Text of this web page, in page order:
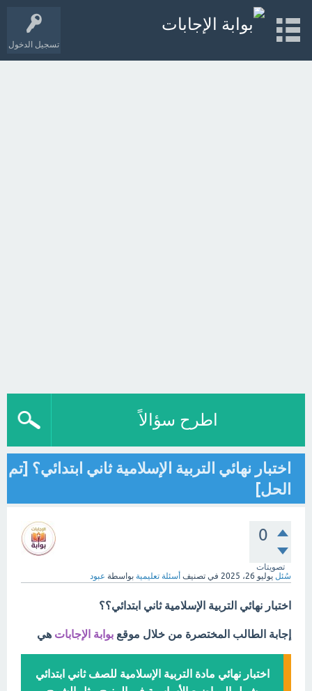
تسجيل الدخول
اطرح سؤالاً
اختبار نهائي التربية الإسلامية ثاني ابتدائي؟ [تم
الحل]
0
تصويتات
سُئل يوليو 26، 2025 في تصنيف أسئلة تعليمية بواسطة عبود
اختبار نهائي التربية الإسلامية ثاني ابتدائي؟؟
إجابة الطالب المختصرة من خلال موقع بوابة الإجابات هي
اختبار نهائي مادة التربية الإسلامية للصف ثاني ابتدائي